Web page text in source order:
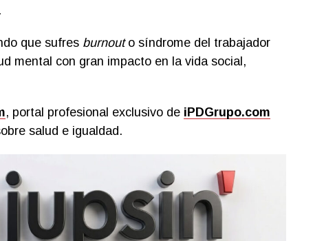
que sufres burnouto síndrome del trabajador
mental con gran impacto en la vida social,
, portal profesional exclusivo de iPDGrupo.com
salud e igualdad.